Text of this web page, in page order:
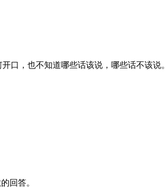
口，也不知道哪些话该说，哪些话不该说。
回答。